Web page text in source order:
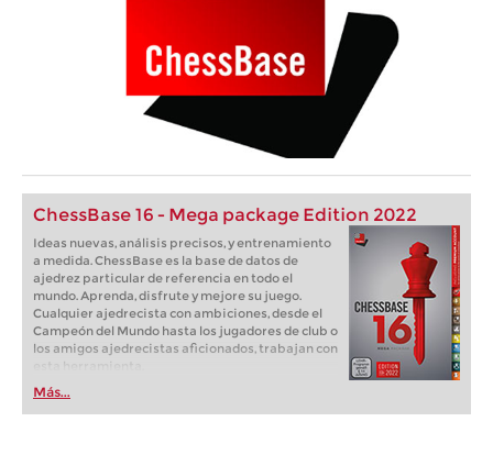
ChessBase 16 - Mega package Edition 2022
Ideas nuevas, análisis precisos, y entrenamiento
a medida. ChessBase es la base de datos de
ajedrez particular de referencia en todo el
mundo. Aprenda, disfrute y mejore su juego.
Cualquier ajedrecista con ambiciones, desde el
Campeón del Mundo hasta los jugadores de club o
los amigos ajedrecistas aficionados, trabajan con
Más...